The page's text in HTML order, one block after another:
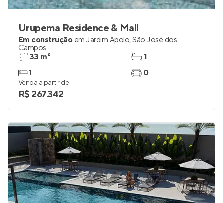
Urupema Residence & Mall
Em construção em Jardim Apolo,São José dos
Campos
33 m²
1
1
0
Venda a partir de
R$ 267.342